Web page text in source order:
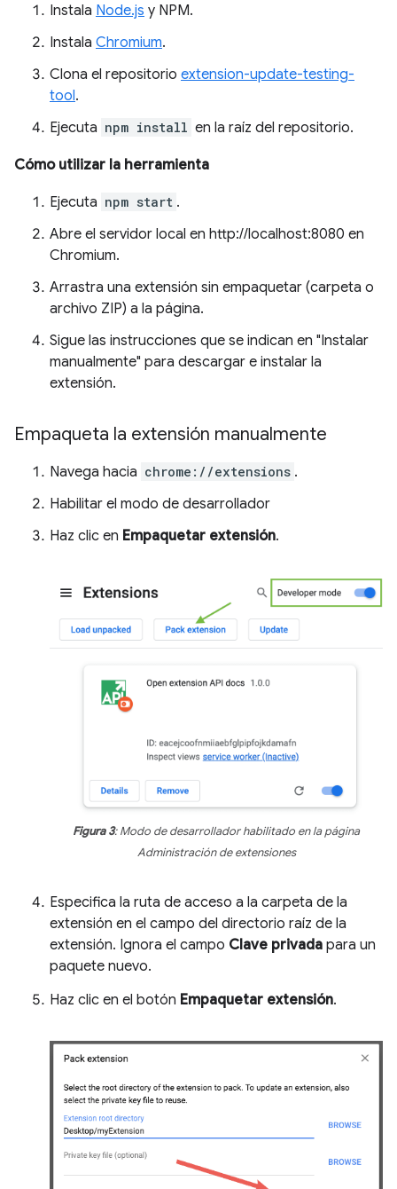
Instala Node.js y NPM.
Instala Chromium.
Clona el repositorio extension-update-testing-
tool.
Ejecuta npm install en la raíz del repositorio.
Cómo utilizar la herramienta
Ejecuta npm start .
Abre el servidor local en http://localhost:8080 en
Chromium.
Arrastra una extensión sin empaquetar (carpeta o
archivo ZIP) a la página.
Sigue las instrucciones que se indican en "Instalar
manualmente" para descargar e instalar la
extensión.
Empaqueta la extensión manualmente
Navega hacia chrome://extensions .
Habilitar el modo de desarrollador
Haz clic en Empaquetar extensión.
Figura 3: Modo de desarrollador habilitado en la página
Administración de extensiones
Especifica la ruta de acceso a la carpeta de la
extensión en el campo del directorio raíz de la
extensión. Ignora el campo Clave privada para un
paquete nuevo.
Haz clic en el botón Empaquetar extensión.